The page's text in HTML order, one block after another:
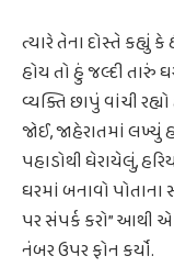
ત્યારે તેના દોસ્તે કહ્યું
હોય તો હું જલ્દી તારું
વ્યક્તિ છાપું વાંચી
જોઈ, જાહેરાતમાં લખ્યું
પહાડોથી ઘેરાયેલું,
ઘરમાં બનાવો
પર સંપર્ક કરો” આથી
નંબર ઉપર ફોન કર્યો.